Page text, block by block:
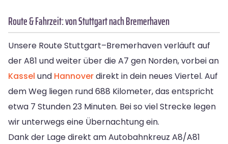
Route & Fahrzeit: von Stuttgart nach Bremer­haven
Unsere Route Stuttgart–Bremer­haven verläuft auf
der A81 und weiter über die A7 gen Norden, vorbei an
Kassel und Hannoverdirekt in dein neues Viertel. Auf
dem Weg liegen rund 688 Kilometer, das entspricht
etwa 7 Stunden 23 Minuten. Bei so viel Strecke legen
wir unterwegs eine Übernachtung ein.
Dank der Lage direkt am Autobahnkreuz A8/A81